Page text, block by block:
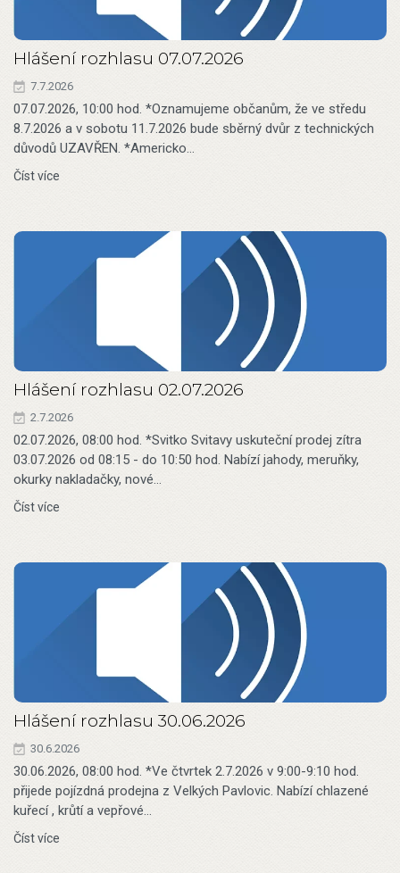
Hlášení rozhlasu 07.07.2026
7.7.2026
07.07.2026, 10:00 hod. *Oznamujeme občanům, že ve středu
8.7.2026 a v sobotu 11.7.2026 bude sběrný dvůr z technických
důvodů UZAVŘEN. *Americko…
Číst více
Hlášení rozhlasu 02.07.2026
2.7.2026
02.07.2026, 08:00 hod. *Svitko Svitavy uskuteční prodej zítra
03.07.2026 od 08:15 - do 10:50 hod. Nabízí jahody, meruňky,
okurky nakladačky, nové…
Číst více
Hlášení rozhlasu 30.06.2026
30.6.2026
30.06.2026, 08:00 hod. *Ve čtvrtek 2.7.2026 v 9:00-9:10 hod.
přijede pojízdná prodejna z Velkých Pavlovic. Nabízí chlazené
kuřecí , krůtí a vepřové…
Číst více